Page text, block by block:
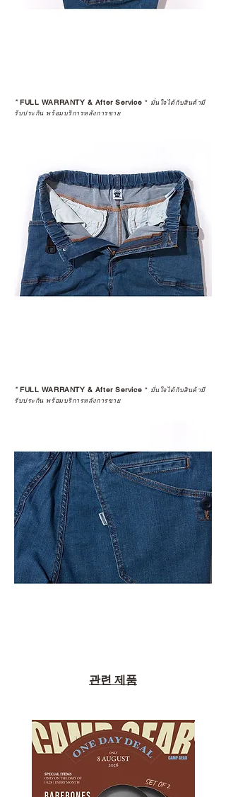
*FULL WARRANTY & After Service * มั่นใจได้กับสินค้ามี
รับประกัน พร้อมบริการหลังการขาย
*FULL WARRANTY & After Service * มั่นใจได้กับสินค้ามี
รับประกัน พร้อมบริการหลังการขาย
관련 제품